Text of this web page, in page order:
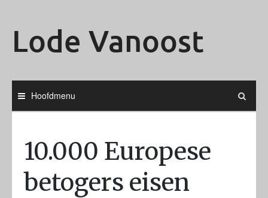
Lode Vanoost
Hoofdmenu
10.000 Europese
betogers eisen